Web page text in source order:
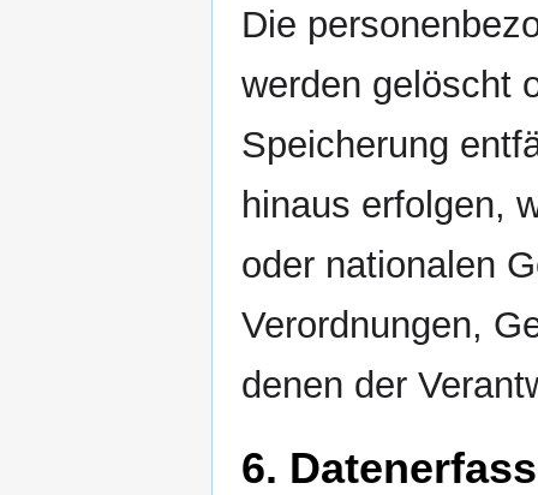
Die
werden gelöscht
Speicherung
hinaus erfolgen,
oder nationalen
Verordnungen,
denen der
6.